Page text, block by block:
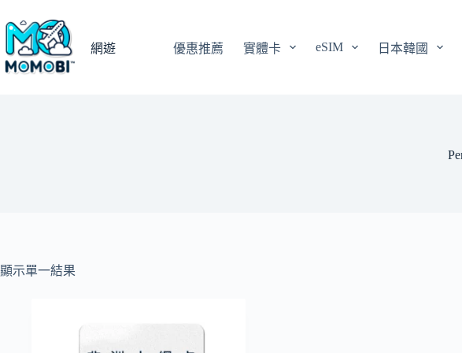
至
主
要
網遊 優惠推薦 實體卡 eSIM 日本韓國
顯示單一結果